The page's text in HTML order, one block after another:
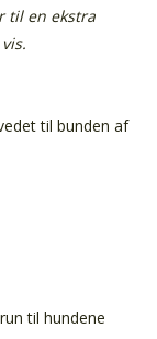
til en ekstra
til bunden af
til hundene